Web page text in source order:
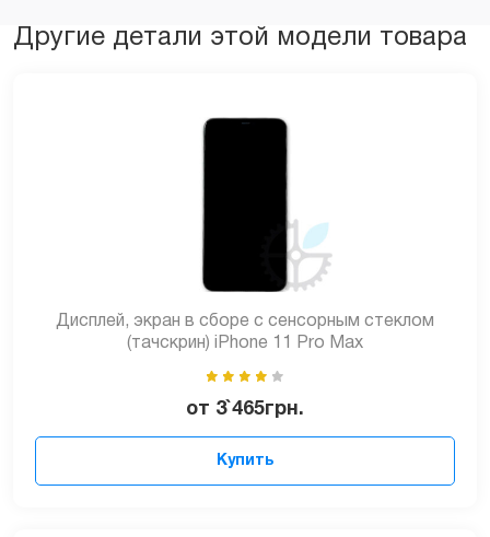
Другие детали этой модели товара
Дисплей, экран в сборе с сенсорным стеклом
(тачскрин) iPhone 11 Pro Max
от 3`465грн.
Купить